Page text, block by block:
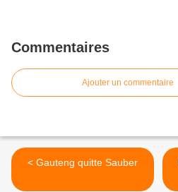
Commentaires
Ajouter un commentaire
< Gauteng quitte Sauber